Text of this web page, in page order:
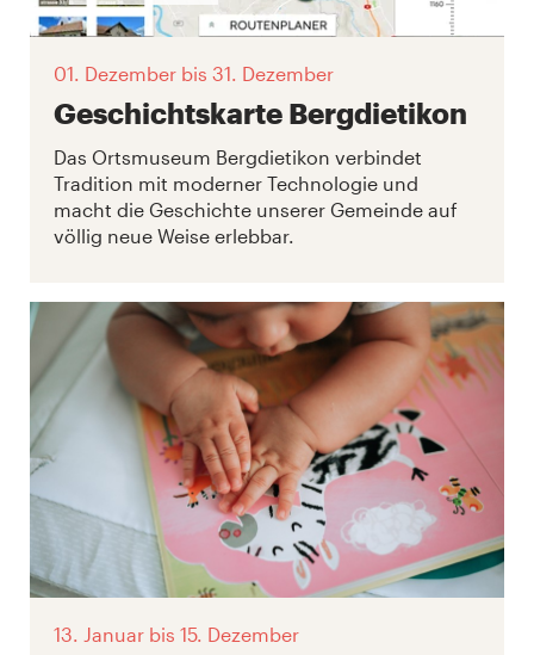
01. Dezember bis 31. Dezember
Geschichtskarte Bergdietikon
Das Ortsmuseum Bergdietikon verbindet
Tradition mit moderner Technologie und
macht die Geschichte unserer Gemeinde auf
völlig neue Weise erlebbar.
13. Januar bis 15. Dezember